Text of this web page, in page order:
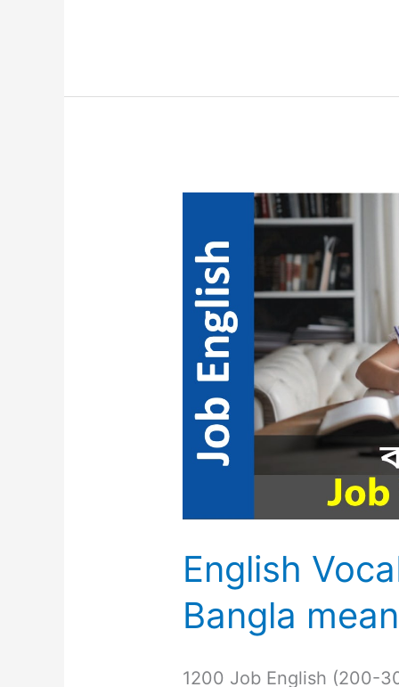
English
Bangla
1200 Job English (200-
with
Bangla
meaning